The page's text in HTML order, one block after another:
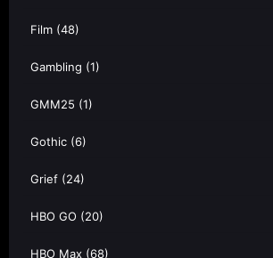
Film (48)
Gambling (1)
GMM25 (1)
Gothic (6)
Grief (24)
HBO GO (20)
HBO Max (68)